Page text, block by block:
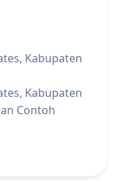
Kabupaten
Kabupaten
Contoh